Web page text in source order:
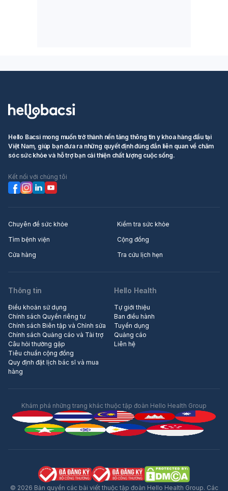
Hello Bacsi mong muốn trở thành nền tảng thông tin y khoa hàng đầu tại
Việt Nam, giúp bạn đưa ra những quyết định đúng đắn liên quan về chăm
sóc sức khỏe và hỗ trợ bạn cải thiện chất lượng cuộc sống.
Kết nối với chúng tôi
Chuyên đề sức khỏe
Kiểm tra sức khỏe
Tìm bệnh viện
Cộng đồng
Cửa hàng
Tra cứu lịch hẹn
Thông tin
Điều khoản sử dụng
Chính sách Quyền riêng tư
Chính sách Biên tập và Chỉnh sửa
Chính sách Quảng cáo và Tài trợ
Câu hỏi thường gặp
Tiêu chuẩn cộng đồng
Quy định đặt lịch bác sĩ và mua
hàng
Hello Health
Tự giới thiệu
Ban điều hành
Tuyển dụng
Quảng cáo
Liên hệ
Khám phá những trang khác thuộc tập đoàn Hello Health Group
© 2026 Bản quyền các bài viết thuộc tập đoàn Hello Health Group. Các